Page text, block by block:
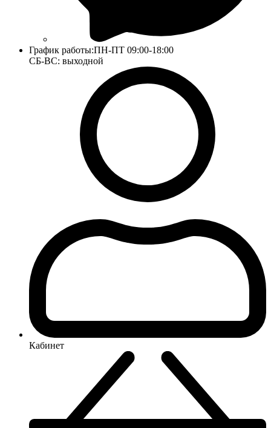
График работы:ПН-ПТ 09:00-18:00
СБ-ВС: выходной
Кабинет